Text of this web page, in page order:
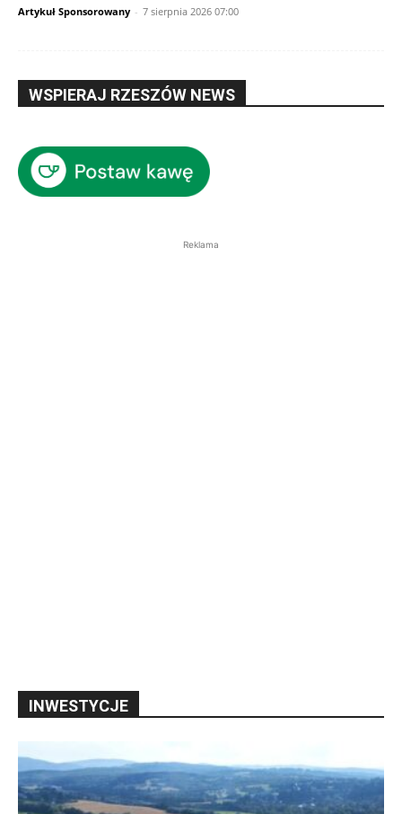
Artykuł Sponsorowany - 7 sierpnia 2026 07:00
WSPIERAJ RZESZÓW NEWS
Reklama
INWESTYCJE